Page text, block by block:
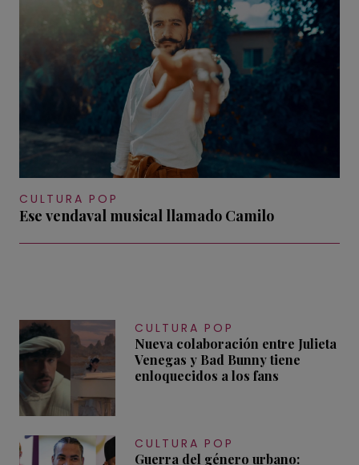
CULTURA POP
Ese vendaval musical llamado Camilo
CULTURA POP
Nueva colaboración entre Julieta
Venegas y Bad Bunny tiene
enloquecidos a los fans
CULTURA POP
Guerra del género urbano: